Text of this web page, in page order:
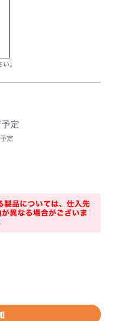
。
定
定
製品については、仕入先
異なる場合がございま